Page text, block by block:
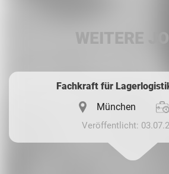
WEITERE
Fachkraft für
München
Veröffentlicht: